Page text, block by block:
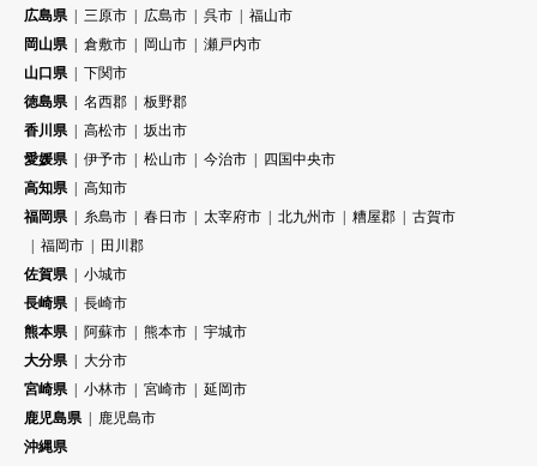
広島県
三原市 広島市 呉市
福山市
岡山県
倉敷市 岡山市
瀬戸内市
山口県
下関市
徳島県
名西郡
板野郡
香川県
高松市
坂出市
愛媛県
伊予市 松山市 今治市
四国中央市
高知県
高知市
福岡県
糸島市 春日市 太宰府市 北九州市 糟屋郡
古賀市
福岡市
田川郡
佐賀県
小城市
長崎県
長崎市
熊本県
阿蘇市 熊本市
宇城市
大分県
大分市
宮崎県
小林市 宮崎市
延岡市
鹿児島県
鹿児島市
沖縄県